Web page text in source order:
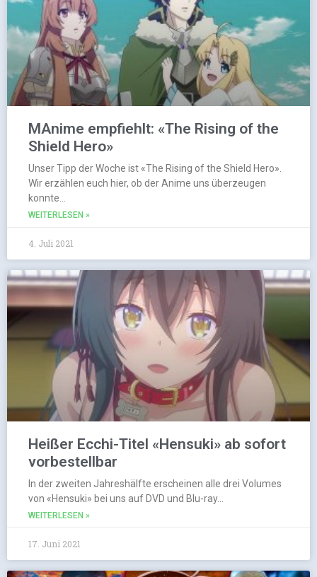
MAnime empfiehlt: «The Rising of the
Shield Hero»
Unser Tipp der Woche ist «The Rising of the Shield Hero».
Wir erzählen euch hier, ob der Anime uns überzeugen
konnte…
WEITERLESEN »
4. Juli 2021
Heißer Ecchi-Titel «Hensuki» ab sofort
vorbestellbar
In der zweiten Jahreshälfte erscheinen alle drei Volumes
von «Hensuki» bei uns auf DVD und Blu-ray…
WEITERLESEN »
17. Juni 2021